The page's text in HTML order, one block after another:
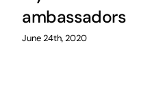
ambassadors
June 24th, 2020